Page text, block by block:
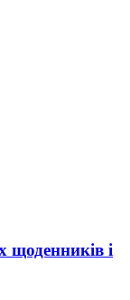
щоденників і